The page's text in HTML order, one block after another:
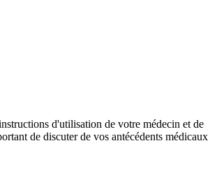
d'utilisation de votre médecin et de
de discuter de vos antécédents médicaux